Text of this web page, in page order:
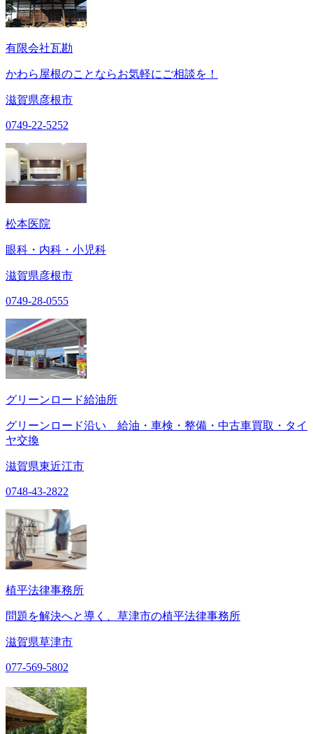
有限会社瓦勘
かわら屋根のことならお気軽にご相談を！
滋賀県彦根市
0749-22-5252
松本医院
眼科・内科・小児科
滋賀県彦根市
0749-28-0555
グリーンロード給油所
グリーンロード沿い 給油・車検・整備・中古車買取・タイ
ヤ交換
滋賀県東近江市
0748-43-2822
植平法律事務所
問題を解決へと導く、草津市の植平法律事務所
滋賀県草津市
077-569-5802